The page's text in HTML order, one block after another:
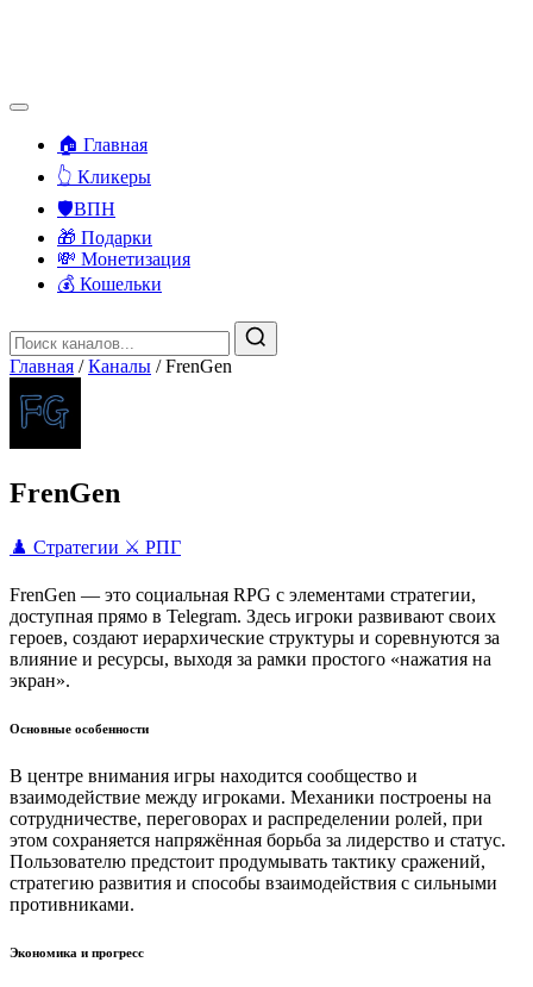
🏠 Главная
👆 Кликеры
🛡️ВПН
🎁 Подарки
💸 Монетизация
💰 Кошельки
Главная / Каналы / FrenGen
FrenGen
♟️ Стратегии ⚔️ РПГ
FrenGen — это социальная RPG с элементами стратегии,
доступная прямо в Telegram. Здесь игроки развивают своих
героев, создают иерархические структуры и соревнуются за
влияние и ресурсы, выходя за рамки простого «нажатия на
экран».
Основные особенности
В центре внимания игры находится сообщество и
взаимодействие между игроками. Механики построены на
сотрудничестве, переговорах и распределении ролей, при
этом сохраняется напряжённая борьба за лидерство и статус.
Пользователю предстоит продумывать тактику сражений,
стратегию развития и способы взаимодействия с сильными
противниками.
Экономика и прогресс